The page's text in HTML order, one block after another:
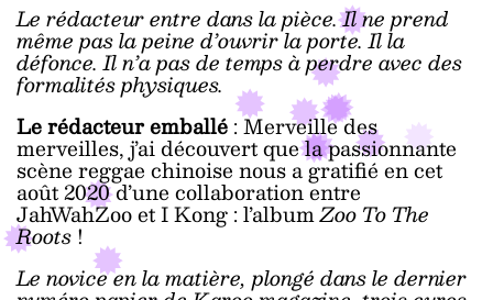
Le rédacteur entre dans la pièce. Il ne prend
même pas la peine d’ouvrir la porte. Il la
défonce. Il n’a pas de temps à perdre avec des
formalités physiques.
Le rédacteuremballé: Merveille des
merveilles, j’ai découvert que la passionnante
scène reggae chinoise nous a gratifié en cet
août 2020 d’une collaboration entre
JahWahZoo et I Kong : l’albumZoo To The
Roots!
Le novice en la matière, plongé dans le dernier